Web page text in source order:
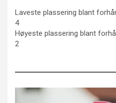
Laveste plassering blant
4
Høyeste plassering blant
2